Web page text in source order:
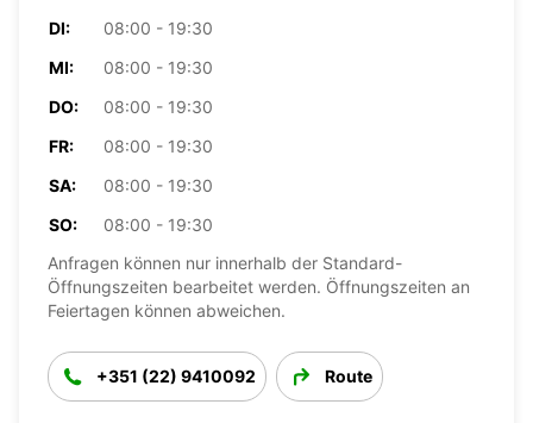
DI:
08:00 - 19:30
MI:
08:00 - 19:30
DO:
08:00 - 19:30
FR:
08:00 - 19:30
SA:
08:00 - 19:30
SO:
08:00 - 19:30
Anfragen können nur innerhalb der Standard-
Öffnungszeiten bearbeitet werden. Öffnungszeiten an
Feiertagen können abweichen.
+351 (22) 9410092 Route